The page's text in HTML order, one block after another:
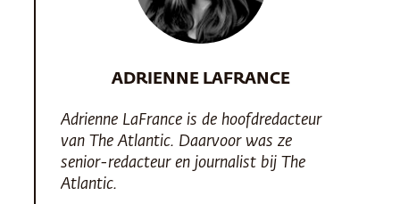
ADRIENNE LAFRANCE
Adrienne LaFrance is de hoofdredacteur
van The Atlantic. Daarvoor was ze
senior-redacteur en journalist bij The
Atlantic.